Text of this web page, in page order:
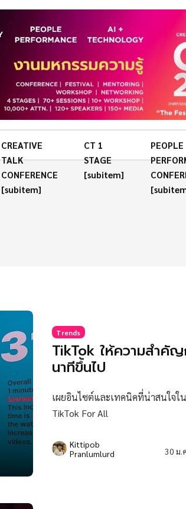
CREATIVE
TALK
CONFERENCE
[subitem]
CT 1
STAGE
[subitem]
PEOPLE
Trends
TikTok ให้ความสำคั
นาทีขึ้นไป
เผยอินไซต์และเทคนิคที่น่าสนใจใ
TikTok For All
Kittipob
Pranlumlurd
30 ม.